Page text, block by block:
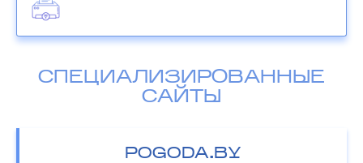
СПЕЦИАЛИЗИРОВАННЫЕ
САЙТЫ
POGODA.BY